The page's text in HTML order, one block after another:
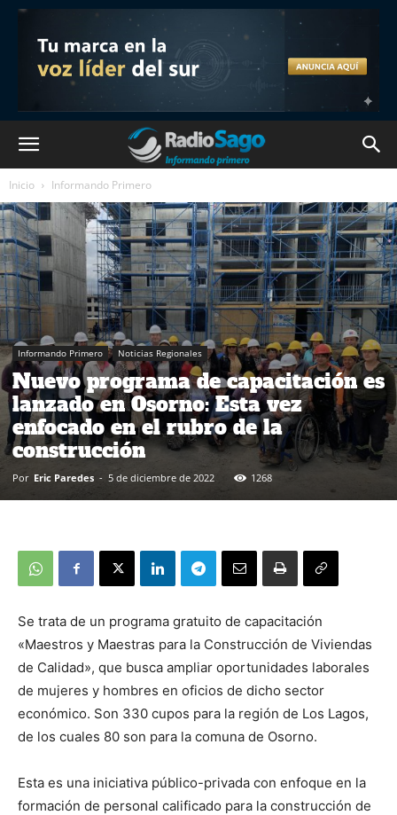
Inicio Informando Primero
Informando Primero Noticias Regionales
Nuevo programa de capacitación es
lanzado en Osorno: Esta vez
enfocado en el rubro de la
construcción
Por Eric Paredes - 5 de diciembre de 2022 1268
Se trata de un programa gratuito de capacitación
«Maestros y Maestras para la Construcción de Viviendas
de Calidad», que busca ampliar oportunidades laborales
de mujeres y hombres en oficios de dicho sector
económico. Son 330 cupos para la región de Los Lagos,
de los cuales 80 son para la comuna de Osorno.
Esta es una iniciativa público-privada con enfoque en la
formación de personal calificado para la construcción de